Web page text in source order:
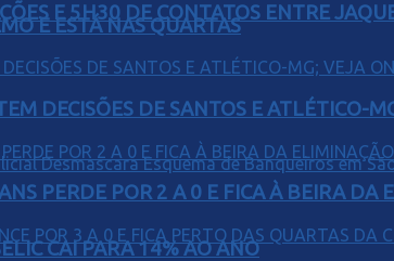
E 5H30 DE CONTATOS ENTRE
CAI PARA 14% AO ANO
E ESTÁ NAS QUARTAS
DECISÕES DE SANTOS E ATLÉTICO-
PERDE POR 2 A 0 E FICA À BEIRA DA